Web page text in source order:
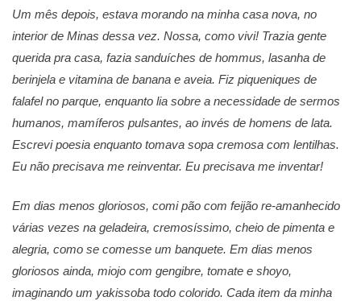
Um mês depois, estava morando na minha casa nova, no
interior de Minas dessa vez. Nossa, como vivi! Trazia gente
querida pra casa, fazia sanduíches de hommus, lasanha de
berinjela e vitamina de banana e aveia. Fiz piqueniques de
falafel no parque, enquanto lia sobre a necessidade de sermos
humanos, mamíferos pulsantes, ao invés de homens de lata.
Escrevi poesia enquanto tomava sopa cremosa com lentilhas.
Eu não precisava me reinventar. Eu precisava me inventar!
Em dias menos gloriosos, comi pão com feijão re-amanhecido
várias vezes na geladeira, cremosíssimo, cheio de pimenta e
alegria, como se comesse um banquete. Em dias menos
gloriosos ainda, miojo com gengibre, tomate e shoyo,
imaginando um yakissoba todo colorido. Cada item da minha